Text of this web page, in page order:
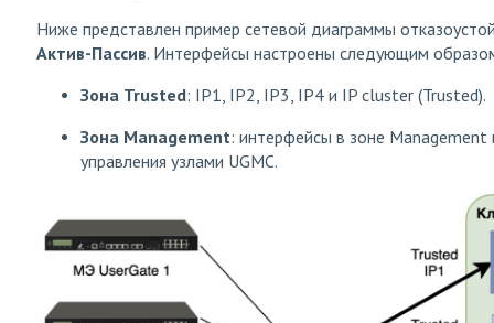
Ниже представлен пример сетевой диаграммы
Актив-Пассив. Интерфейсы настроены следующим
Зона Trusted: IP1, IP2, IP3, IP4 и IP cluster (Trusted).
Зона Management: интерфейсы в зоне Management
управления узлами UGMC.